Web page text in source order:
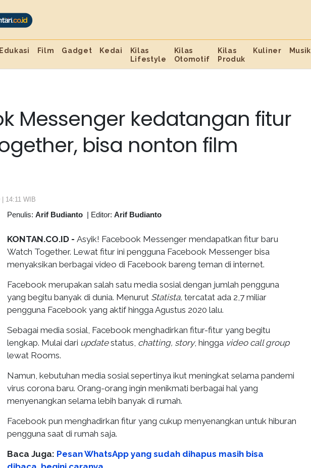
Edukasi Film Gadget Kedai
Kilas
Lifestyle
Kilas
Otomotif
Kilas
Produk
Kuliner Musik
Messenger kedatangan fitur
bisa nonton film
14:11 WIB
Penulis: Arif Budianto | Editor: Arif Budianto
KONTAN.CO.ID - Asyik! Facebook Messenger mendapatkan fitur baru
Watch Together. Lewat fitur ini pengguna Facebook Messenger bisa
menyaksikan berbagai video di Facebook bareng teman di internet.
Facebook merupakan salah satu media sosial dengan jumlah pengguna
yang begitu banyak di dunia. Menurut Statista, tercatat ada 2,7 miliar
pengguna Facebook yang aktif hingga Agustus 2020 lalu.
Sebagai media sosial, Facebook menghadirkan fitur-fitur yang begitu
lengkap. Mulai dari updatestatus, chatting, story, hingga video call group
lewat Rooms.
Namun, kebutuhan media sosial sepertinya ikut meningkat selama pandemi
virus corona baru. Orang-orang ingin menikmati berbagai hal yang
menyenangkan selama lebih banyak di rumah.
Facebook pun menghadirkan fitur yang cukup menyenangkan untuk hiburan
pengguna saat di rumah saja.
Baca Juga: Pesan WhatsApp yang sudah dihapus masih bisa